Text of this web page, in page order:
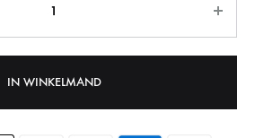
IN WINKELMAND